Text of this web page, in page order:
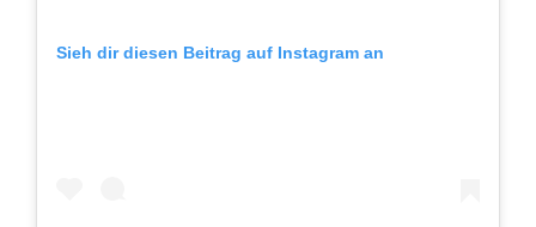
Sieh dir diesen Beitrag auf Instagram an